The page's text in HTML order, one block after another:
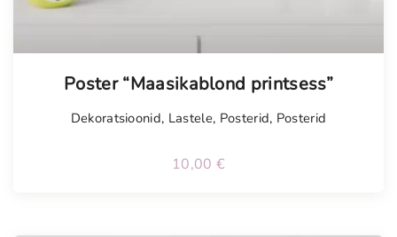
Poster “Maasikablond printsess”
Dekoratsioonid, Lastele, Posterid, Posterid
10,00 €